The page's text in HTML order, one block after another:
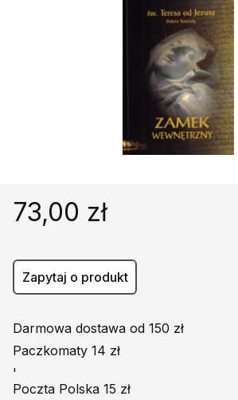
Promocja
73,00 zł
Zapytaj o produkt
Darmowa dostawa od 150 zł
Paczkomaty 14 zł
'
Poczta Polska 15 zł